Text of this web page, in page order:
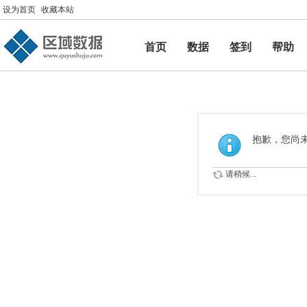
设为首页 收藏本站
首页 数据 签到
帮助
帮助
抱歉，您尚
请稍候...